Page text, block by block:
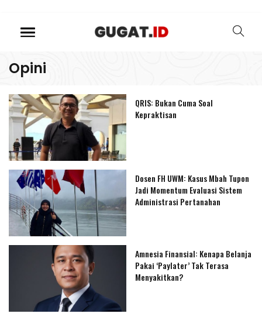
Opini
QRIS: Bukan Cuma Soal
Kepraktisan
Dosen FH UWM: Kasus Mbah Tupon
Jadi Momentum Evaluasi Sistem
Administrasi Pertanahan
Amnesia Finansial: Kenapa Belanja
Pakai ‘Paylater’ Tak Terasa
Menyakitkan?